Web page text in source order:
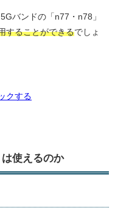
バンドの「n77・n78」
することができるでしょ
クする
使えるのか